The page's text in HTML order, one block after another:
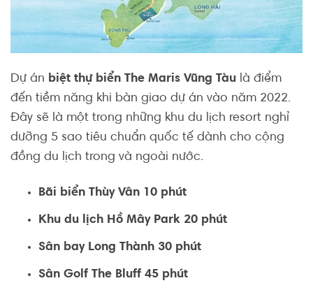
Dự án biệt thự biển The Maris Vũng Tàu là điểm
đến tiềm năng khi bàn giao dự án vào năm 2022.
Đây sẽ là một trong những khu du lịch resort nghỉ
dưỡng 5 sao tiêu chuẩn quốc tế dành cho cộng
đồng du lịch trong và ngoài nước.
Bãi biển Thùy Vân 10 phút
Khu du lịch Hồ Mây Park 20 phút
Sân bay Long Thành 30 phút
Sân Golf The Bluff 45 phút